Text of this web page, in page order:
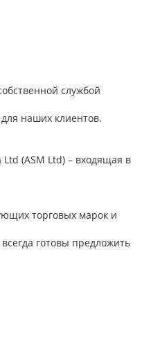
службой
наших клиентов.
(ASM Ltd) – входящая в
торговых марок и
готовы предложить